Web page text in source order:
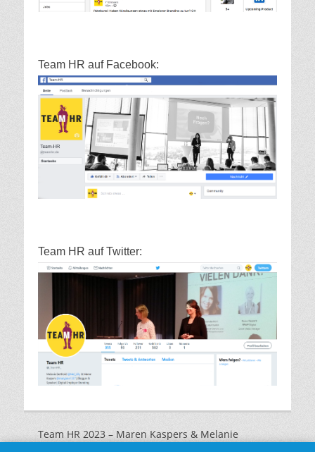
Team HR auf Facebook:
Team HR auf Twitter:
Team HR 2023 – Maren Kaspers & Melanie